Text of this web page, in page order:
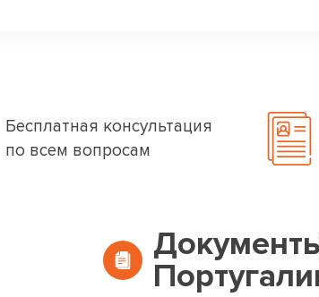
Бесплатная консультация
по всем вопросам